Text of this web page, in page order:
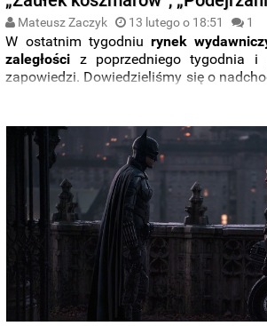
Mateusz Zaczyk 13 lutego o 18:51 1
W ostatnim tygodniurynek
zaległości z poprzedniego tygodnia i
zapowiedzi. Dowiedzieliśmy się o
zarówno z
”, jak i
„Deszczowa piosenka” czy „Podejrzani
wieści z polskiego podwórka. Wszystkie
Ultra HD Blu-ray
zebraliśmy dla Was w
Co nowego na 4K UHD? ”. Miłej lektury.